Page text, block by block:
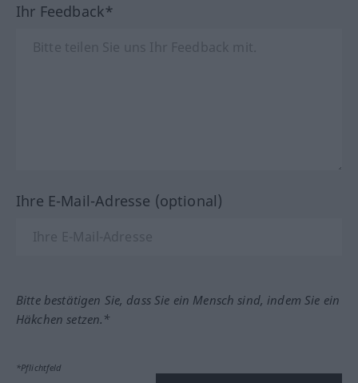
Ihr Feedback*
Ihre E-Mail-Adresse (optional)
Bitte bestätigen Sie, dass Sie ein Mensch sind, indem Sie ein
Häkchen setzen.*
*Pflichtfeld